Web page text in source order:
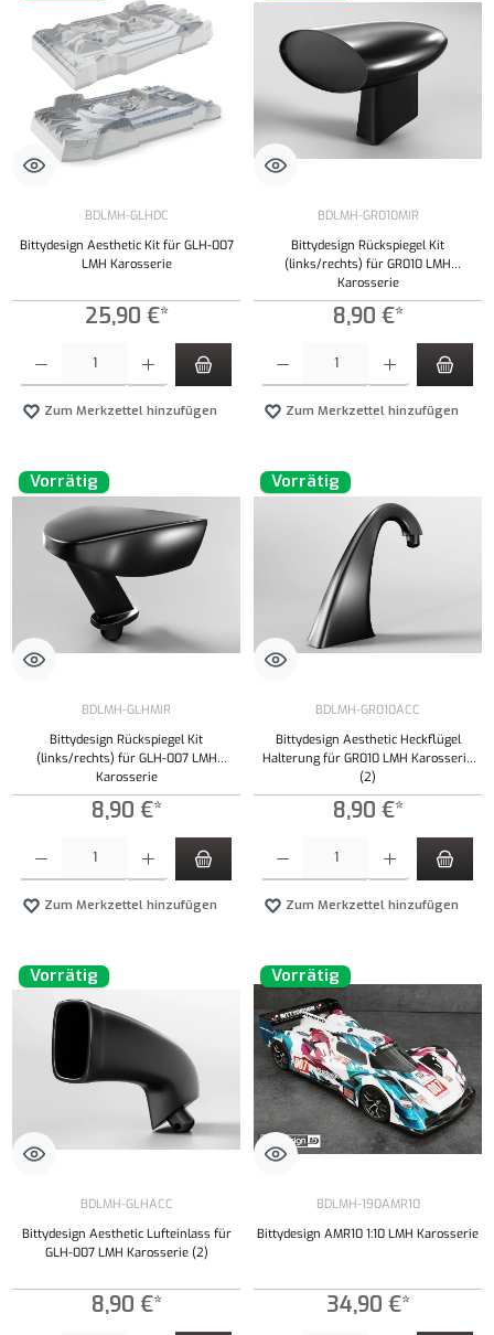
BDLMH-GLHDC
Bittydesign Aesthetic Kit für GLH-007
LMH Karosserie
25,90 €*
Zum Merkzettel hinzufügen
BDLMH-GR010MIR
Bittydesign Rückspiegel Kit
(links/rechts) für GR010 LMH
Karosserie
8,90 €*
Zum Merkzettel hinzufügen
Vorrätig
BDLMH-GLHMIR
Bittydesign Rückspiegel Kit
(links/rechts) für GLH-007 LMH
Karosserie
8,90 €*
Zum Merkzettel hinzufügen
Vorrätig
BDLMH-GR010ACC
Bittydesign Aesthetic Heckflügel
Halterung für GR010 LMH Karosserie
(2)
8,90 €*
Zum Merkzettel hinzufügen
Vorrätig
BDLMH-GLHACC
Bittydesign Aesthetic Lufteinlass für
GLH-007 LMH Karosserie (2)
8,90 €*
Vorrätig
BDLMH-190AMR10
Bittydesign AMR10 1:10 LMH Karosserie
34,90 €*